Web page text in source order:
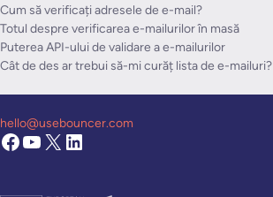
Cum să verificați adresele de e-mail?
Totul despre verificarea e-mailurilor în masă
Puterea API-ului de validare a e-mailurilor
Cât de des ar trebui să-mi curăț lista de e-mailuri?
hello@usebouncer.com